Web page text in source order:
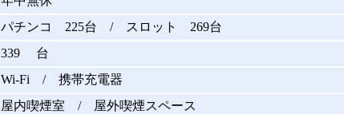
パチンコ 225台 / スロット 269台
339 台
Wi-Fi / 携帯充電器
屋内喫煙室 / 屋外喫煙スペース